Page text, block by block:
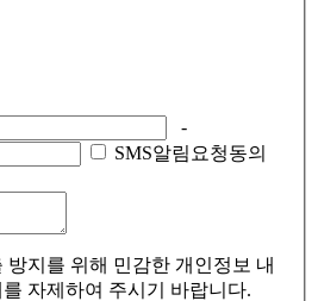
-
SMS알림요청동의
지를 위해 민감한 개인정보 내
자제하여 주시기 바랍니다.